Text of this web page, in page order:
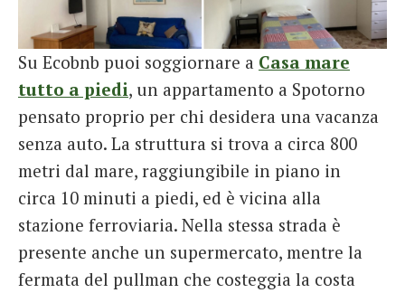
Su Ecobnb puoi soggiornare a Casa mare
tutto a piedi, un appartamento a Spotorno
pensato proprio per chi desidera una vacanza
senza auto. La struttura si trova a circa 800
metri dal mare, raggiungibile in piano in
circa 10 minuti a piedi, ed è vicina alla
stazione ferroviaria. Nella stessa strada è
presente anche un supermercato, mentre la
fermata del pullman che costeggia la costa